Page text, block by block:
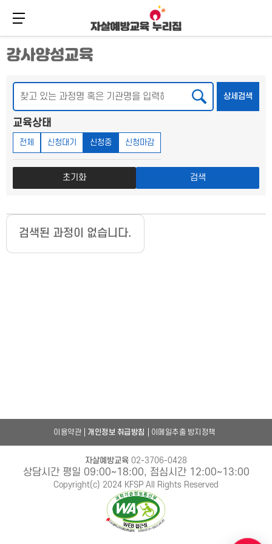
주
메
뉴
본
문
바
메뉴 버튼
강사양성교육
검색
상세검색
교육상태
전체 신청대기 신청중 신청마감
초기화 검색
검색된 과정이 없습니다.
이용약관 개인정보 취급방침 이메일추출 방지정책
자살예방교육 02-3706-0428
상담시간 평일 09:00~18:00, 점심시간 12:00~13:00
Copyright(c) 2024 KFSP All Rights Reserved